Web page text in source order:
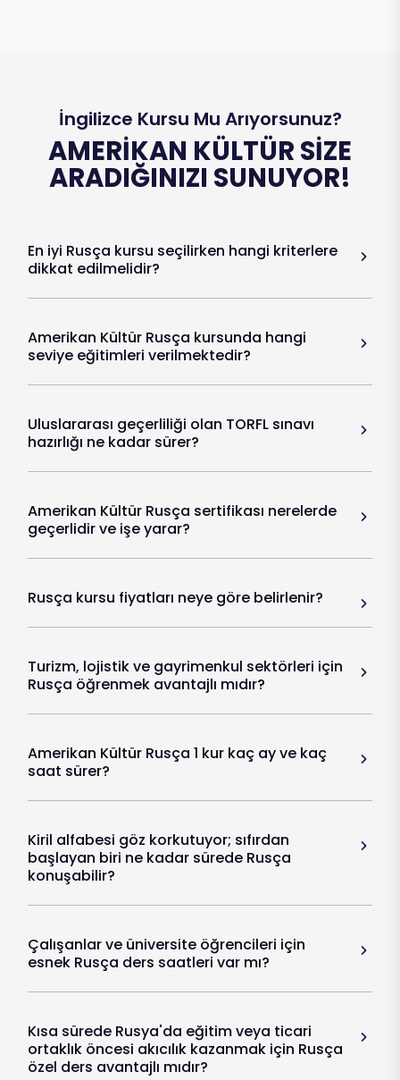
İngilizce Kursu Mu Arıyorsunuz?
AMERIKAN KÜLTÜR SIZE
ARADIĞINIZI SUNUYOR!
En iyi Rusça kursu seçilirken hangi kriterlere
dikkat edilmelidir?
Amerikan Kültür Rusça kursunda hangi
seviye eğitimleri verilmektedir?
Uluslararası geçerliliği olan TORFL sınavı
hazırlığı ne kadar sürer?
Amerikan Kültür Rusça sertifikası nerelerde
geçerlidir ve işe yarar?
Rusça kursu fiyatları neye göre belirlenir?
Turizm, lojistik ve gayrimenkul sektörleri için
Rusça öğrenmek avantajlı mıdır?
Amerikan Kültür Rusça 1 kur kaç ay ve kaç
saat sürer?
Kiril alfabesi göz korkutuyor; sıfırdan
başlayan biri ne kadar sürede Rusça
konuşabilir?
Çalışanlar ve üniversite öğrencileri için
esnek Rusça ders saatleri var mı?
Kısa sürede Rusya'da eğitim veya ticari
ortaklık öncesi akıcılık kazanmak için Rusça
özel ders avantajlı mıdır?